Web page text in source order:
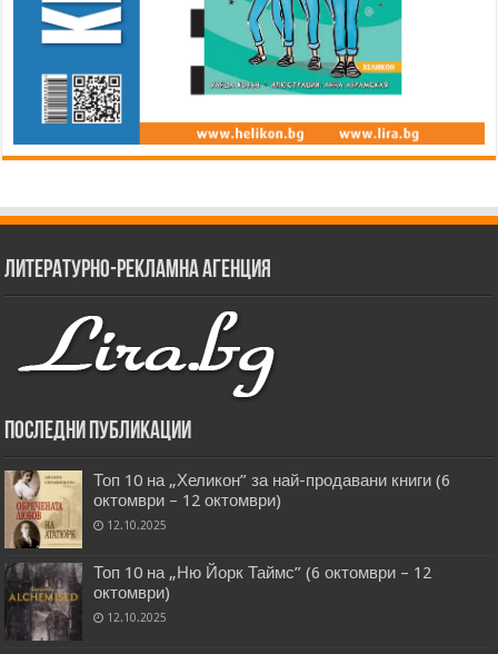
Литературно-рекламна агенция
Последни публикации
Топ 10 на „Хеликон” за най-продавани книги (6
октомври – 12 октомври)
12.10.2025
Топ 10 на „Ню Йорк Таймс” (6 октомври – 12
октомври)
12.10.2025